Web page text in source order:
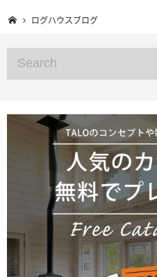
ログハウスブログ